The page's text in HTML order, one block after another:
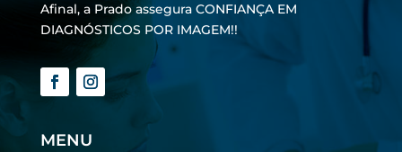
Afinal, a Prado assegura CONFIANÇA EM
DIAGNÓSTICOS POR IMAGEM!!
MENU